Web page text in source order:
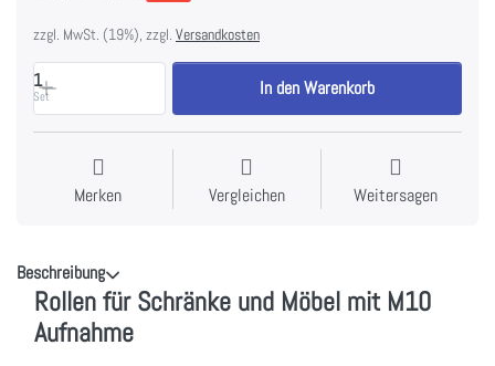
zzgl. MwSt. (19%), zzgl. Versandkosten
1
Set In den Warenkorb
Merken Vergleichen Weitersagen
Beschreibung
Rollen für Schränke und Möbel mit M10
Aufnahme